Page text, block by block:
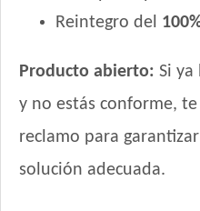
Excellent Gato Adulto
Excellent Gato Adulto Urinary
Excellent Gato Adulto con Piel
Fawna Gato Adulto
Fawna Gato Esterilizado
Reintegro del
Producto abierto: Si
y no estás conforme,
reclamo para
solución adecuada.